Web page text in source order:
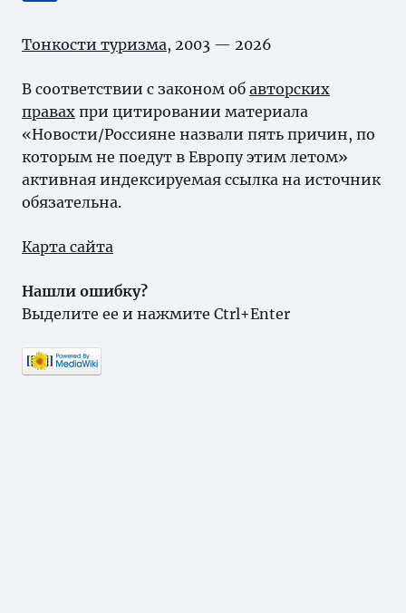
Тонкости туризма, 2003 — 2026
В соответствии с законом об авторских
правах при цитировании материала
«Новости/Россияне назвали пять причин, по
которым не поедут в Европу этим летом»
активная индексируемая ссылка на источник
обязательна.
Карта сайта
Нашли ошибку?
Выделите ее и нажмите Ctrl+Enter